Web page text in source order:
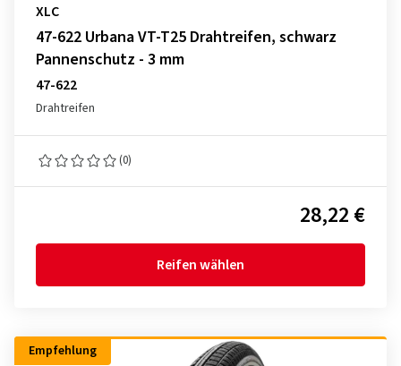
XLC
47-622 Urbana VT-T25 Drahtreifen, schwarz
Pannenschutz - 3 mm
47-622
Drahtreifen
(0)
28,22 €
Reifen wählen
Empfehlung